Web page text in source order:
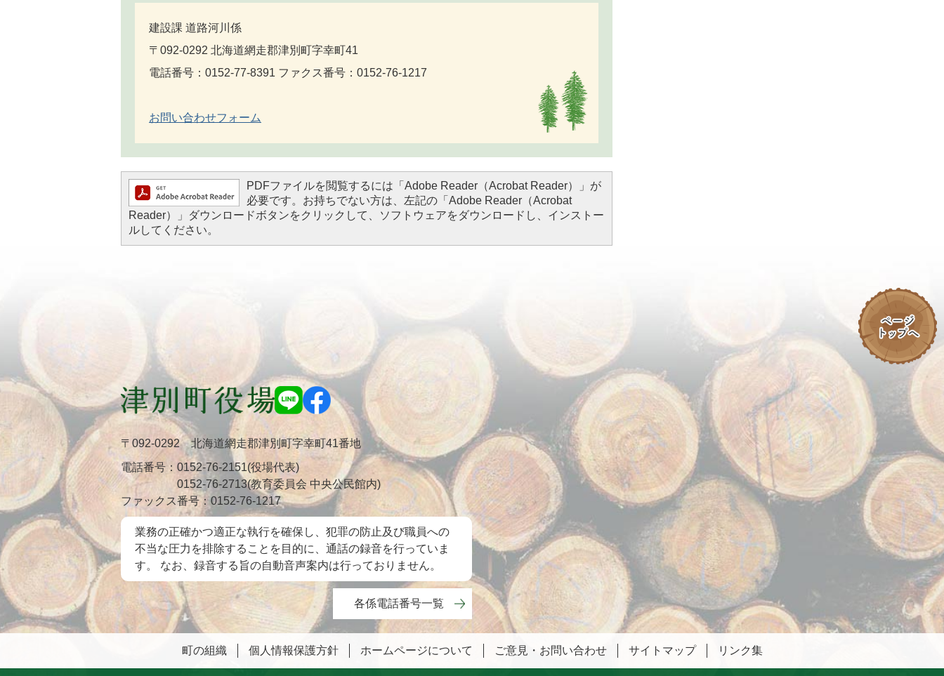
建設課 道路河川係
〒092-0292 北海道網走郡津別町字幸町41
電話番号：0152-77-8391 ファクス番号：0152-76-1217
お問い合わせフォーム
PDFファイルを閲覧するには「Adobe Reader（Acrobat Reader）」が
必要です。お持ちでない方は、左記の「Adobe Reader（Acrobat
Reader）」ダウンロードボタンをクリックして、ソフトウェアをダウンロードし、インストー
ルしてください。
〒092-0292 北海道網走郡津別町字幸町41番地
電話番号： 0152-76-2151(役場代表)
0152-76-2713(教育委員会 中央公民館内)
ファックス番号：0152-76-1217
業務の正確かつ適正な執行を確保し、犯罪の防止及び職員への
不当な圧力を排除することを目的に、通話の録音を行っていま
す。 なお、録音する旨の自動音声案内は行っておりません。
各係電話番号一覧
町の組織 個人情報保護方針 ホームページについて ご意見・お問い合わせ サイトマップ リンク集